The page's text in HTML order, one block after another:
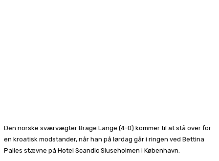
Den norske sværvægter Brage Lange (4-0) kommer til at stå over for
en kroatisk modstander, når han på lørdag går i ringen ved Bettina
Palles stævne på Hotel Scandic Sluseholmen i København.